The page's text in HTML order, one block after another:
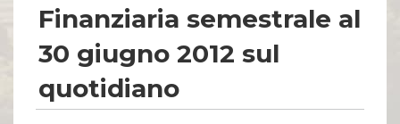
Finanziaria semestrale al
30 giugno 2012 sul
quotidiano